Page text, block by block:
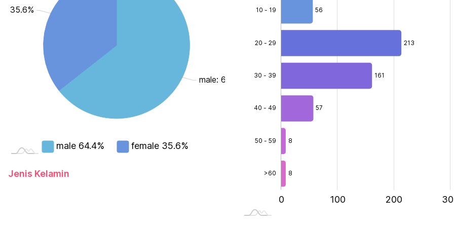
male: 64.4%
35.6%
male 64.4% female 35.6%
Jenis Kelamin
56
213
161
57
8
8
40 - 49
10 - 19
20 - 29
30 - 39
40 - 49
50 - 59
>60
-200
-100
0 100 200
400